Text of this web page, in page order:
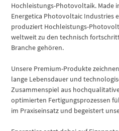
Hochleistungs-Photovoltaik. Made
Energetica Photovoltaic Industries
produziert Hochleistungs-
weltweit zu den technisch
Branche gehören.
Unsere Premium-Produkte
lange Lebensdauer und
Zusammenspiel aus
optimierten Fertigungsprozessen
im Praxiseinsatz und begeistert